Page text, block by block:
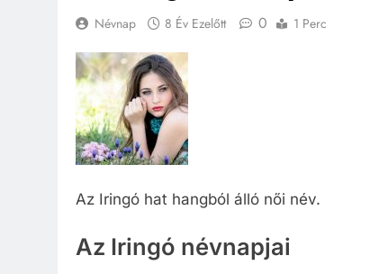
Névnap 8 Év Ezelőtt 0 1 Perc
Az Iringó hat hangból álló női név.
Az Iringó névnapjai